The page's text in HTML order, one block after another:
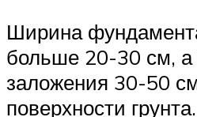
Ширина
больше 20-30 см, а
заложения 30-50
поверхности